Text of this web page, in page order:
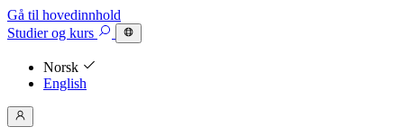
Gå til hovedinnhold
Studierog kurs
Norsk
English